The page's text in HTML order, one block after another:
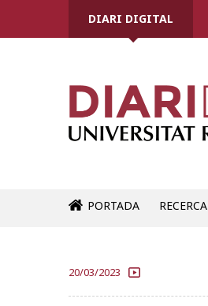
DIARI DIGITAL
PORTADA RECERCA
20/03/2023